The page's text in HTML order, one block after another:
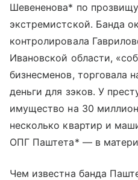
Шевененова* по
экстремистской. Банда
контролировала
Ивановской области,
бизнесменов, торговала
деньги для зэков. У
имущество на 30
несколько квартир и
ОПГ Паштета* — в
Чем известна банда